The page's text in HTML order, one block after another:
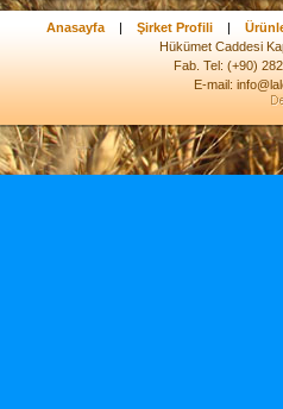
Anasayfa| Şirket Profili|
Hükümet Caddesi
Fab. Tel: (+90)
E-mail: